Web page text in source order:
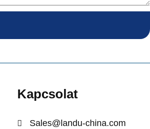
Kapcsolat
Sales@landu-china.com